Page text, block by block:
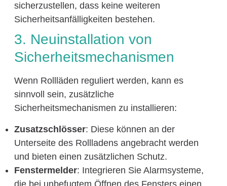
sicherzustellen, dass keine weiteren
Sicherheitsanfälligkeiten bestehen.
3. Neuinstallation von
Sicherheitsmechanismen
Wenn Rollläden reguliert werden, kann es
sinnvoll sein, zusätzliche
Sicherheitsmechanismen zu installieren:
Zusatzschlösser: Diese können an der
Unterseite des Rollladens angebracht werden
und bieten einen zusätzlichen Schutz.
Fenstermelder: Integrieren Sie Alarmsysteme,
die bei unbefugtem Öffnen des Fensters einen